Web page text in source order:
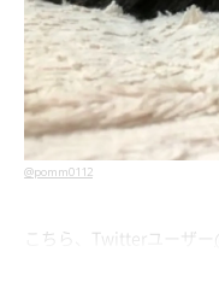
@pomm0112
こちら、Twitterユーザー